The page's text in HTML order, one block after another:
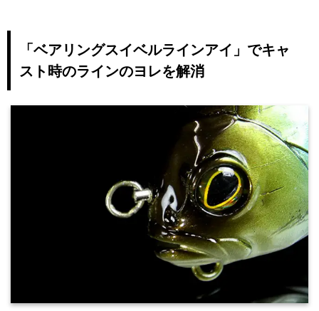
「ベアリングスイベルラインアイ」でキャ
スト時のラインのヨレを解消